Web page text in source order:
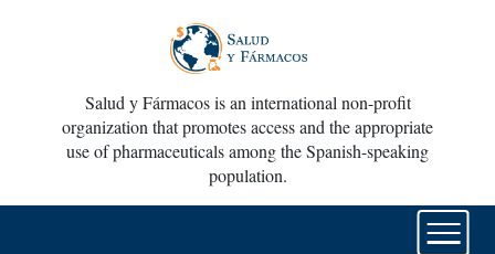
Salud y Fármacos is an international non-profit
organization that promotes access and the appropriate
use of pharmaceuticals among the Spanish-speaking
population.